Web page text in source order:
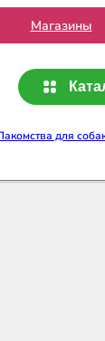
Mагазины
для